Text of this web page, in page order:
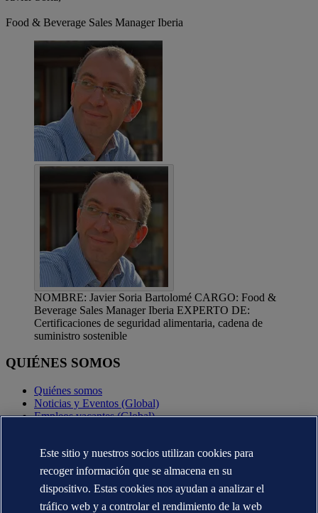
Food & Beverage Sales Manager Iberia
NOMBRE: Javier Soria Bartolomé CARGO: Food &
Beverage Sales Manager Iberia EXPERTO DE:
Certificaciones de seguridad alimentaria, cadena de
suministro sostenible
QUIÉNES SOMOS
Quiénes somos
Noticias y Eventos (Global)
Empleos vacantes (Global)
CONTÁCTENOS
Contacte con nosotros
Dónde estamos
Media contacts (Global)
Este sitio y nuestros socios utilizan cookies para
recoger información que se almacena en su
dispositivo. Estas cookies nos ayudan a analizar el
tráfico web y a controlar el rendimiento de la web